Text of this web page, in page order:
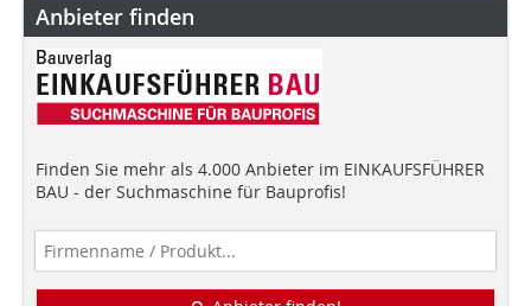
Anbieter finden
Finden Sie mehr als 4.000 Anbieter im EINKAUFSFÜHRER
BAU - der Suchmaschine für Bauprofis!